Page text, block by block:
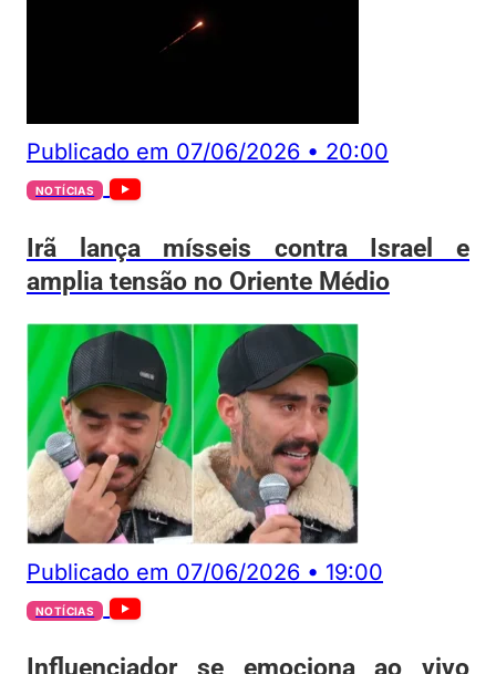
Publicado em 07/06/2026 • 20:00
NOTÍCIAS
Irã lança mísseis contra Israel e
amplia tensão no Oriente Médio
Publicado em 07/06/2026 • 19:00
NOTÍCIAS
Influenciador se emociona ao vivo